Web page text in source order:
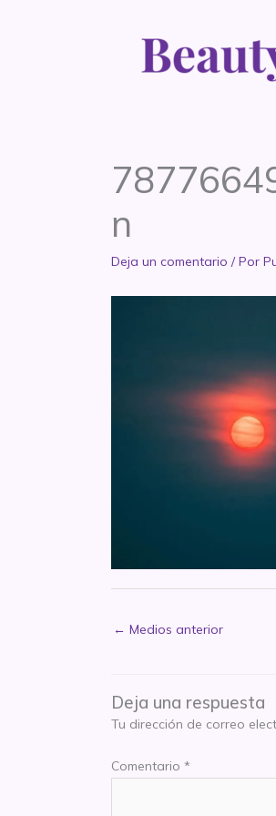
n
Deja un comentario / Por
← Medios anterior
Deja una respuesta
Tu dirección de correo
Comentario *